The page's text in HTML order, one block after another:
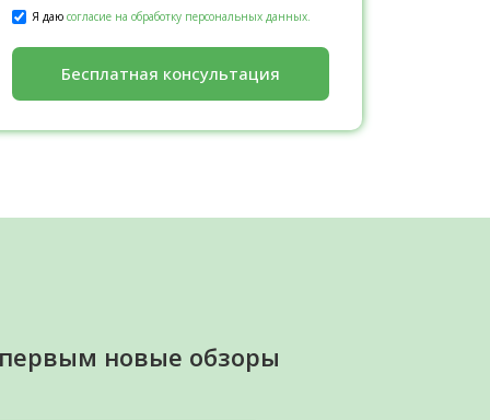
Я даю согласие на обработку персональных данных.
Бесплатная консультация
новые обзоры